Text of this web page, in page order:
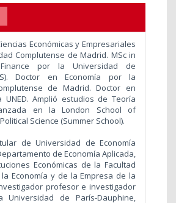
Económicas y Empresariales
Complutense de Madrid. MSc in
Finance por la Universidad de
Doctor en Economía por la
de Madrid. Doctor en
Amplió estudios de Teoría
en la London School of
Science (Summer School).
de Universidad de Economía
de Economía Aplicada,
Económicas de la Facultad
Economía y de la Empresa de la
profesor e investigador
de París-Dauphine,